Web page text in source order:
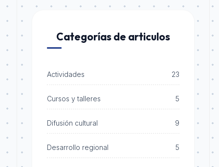
Categorías de articulos
Actividades 23
Cursos y talleres 5
Difusión cultural 9
Desarrollo regional 5